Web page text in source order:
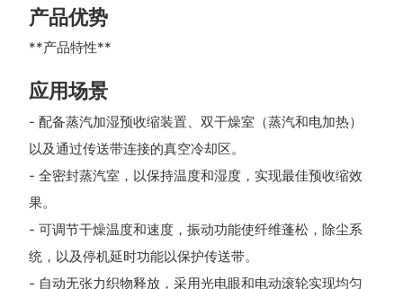
产品优势
**产品特性**
应用场景
- 配备蒸汽加湿预收缩装置、双干燥室（蒸汽和电加热）
以及通过传送带连接的真空冷却区。
- 全密封蒸汽室，以保持温度和湿度，实现最佳预收缩效
果。
- 可调节干燥温度和速度，振动功能使纤维蓬松，除尘系
统，以及停机延时功能以保护传送带。
- 自动无张力织物释放，采用光电眼和电动滚轮实现均匀